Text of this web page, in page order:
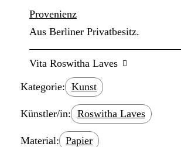
Provenienz
Aus Berliner Privatbesitz.
Vita Roswitha Laves
Kategorie: Kunst
Künstler/in: Roswitha Laves
Material: Papier